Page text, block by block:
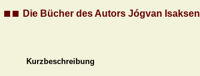
Die Bücher des Autors Jógvan Isaksen
Kurzbeschreibung